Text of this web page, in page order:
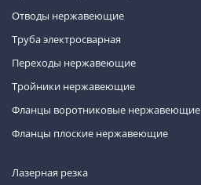
Отводы нержавеющие
Труба электросварная
Переходы нержавеющие
Тройники нержавеющие
Фланцы воротниковые нержавеющие
Фланцы плоские нержавеющие
Лазерная резка